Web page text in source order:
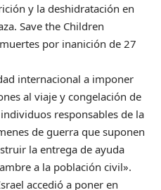
y la deshidratación en
Save the Children
por inanición de 27
internacional a imponer
al viaje y congelación de
responsables de la
de guerra que suponen
la entrega de ayuda
a la población civil».
accedió a poner en